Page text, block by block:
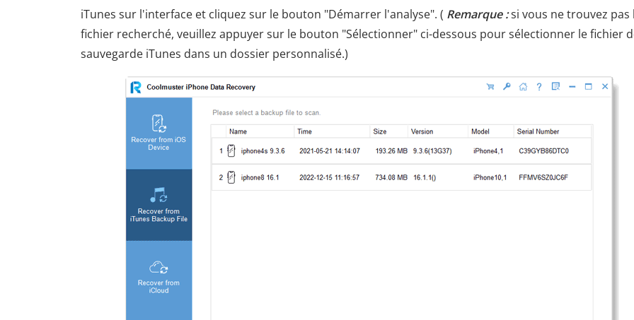
iTunes sur l'interface et cliquez sur le bouton "Démarrer l'analyse". ( Remarque :si vous ne trouvez pas
fichier recherché, veuillez appuyer sur le bouton "Sélectionner" ci-dessous pour sélectionner le fichier
sauvegarde iTunes dans un dossier personnalisé.)